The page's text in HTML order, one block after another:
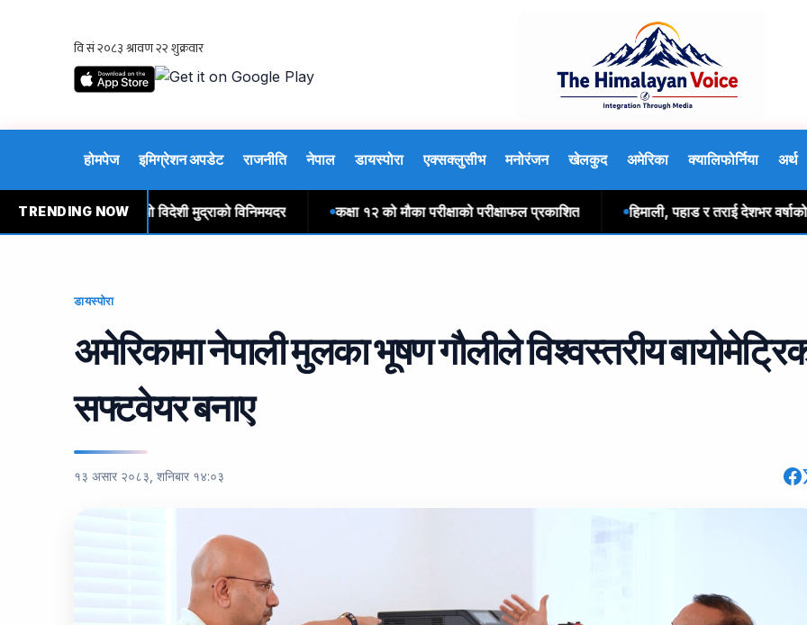
होमपेज इमिग्रेशन अपडेट राजनीति नेपाल डायस्पोरा एक्सक्लुसीभ मनोरंजन खेलकुद अमेरिका क्यालिफोर्निया अर्थ
TRENDING NOW
लागि तोकियो विदेशी मुद्राको विनिमयदर कक्षा १२ को मौका परीक्षाको परीक्षाफल प्रकाशित हिमाली, पहाड र तराई देशभर वर्षाको
डायस्पोरा
अमेरिकामा नेपाली मुलका भूषण गौलीले विश्वस्तरीय
सफ्टवेयर बनाए
१३ असार २०८३, शनिबार १४:०३